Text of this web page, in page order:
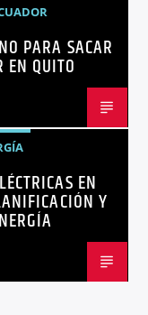
PARA SACAR
EN QUITO
EN
Y